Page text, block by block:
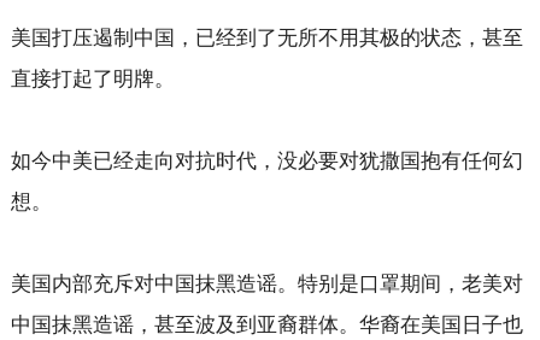
美国打压遏制中国，已经到了无所不用其极的状态，甚至
直接打起了明牌。
如今中美已经走向对抗时代，没必要对犹撒国抱有任何幻
想。
美国内部充斥对中国抹黑造谣。特别是口罩期间，老美对
中国抹黑造谣，甚至波及到亚裔群体。华裔在美国日子也